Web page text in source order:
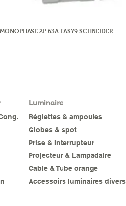
2P 63A EASY9 SCHNEIDER
Luminaire
Réglettes & ampoules
Globes & spot
Prise & Interrupteur
Projecteur & Lampadaire
Cable & Tube orange
Accessoirs luminaires divers